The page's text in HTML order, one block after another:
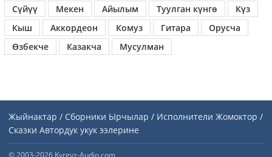
Сүйүү
Мекен Айылым Туулган күнгө
Күз
Кыш
Аккордеон Комуз Гитара
Орусча
Өзбекче
Казакча Мусулман
Жыйнактар / Сборники Ырчылар / Исполнители Жомоктор /
Сказки Автордук укук ээлерине
© 2003-2026 Kyrgyz-Audio.com